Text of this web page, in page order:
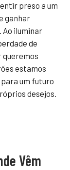
preso a um
ganhar
Ao iluminar
de
queremos
estamos
um futuro
desejos.
Vêm